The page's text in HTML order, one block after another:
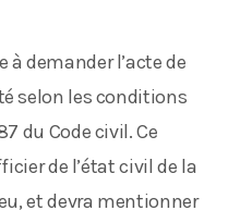
à demander l’acte de
selon les conditions
du Code civil. Ce
de l’état civil de la
et devra mentionner